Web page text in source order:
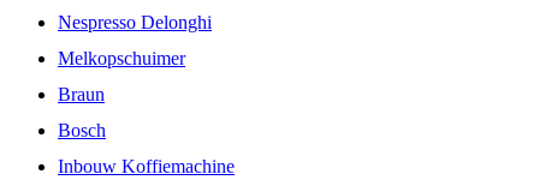
Nespresso Delonghi
Melkopschuimer
Braun
Bosch
Inbouw Koffiemachine